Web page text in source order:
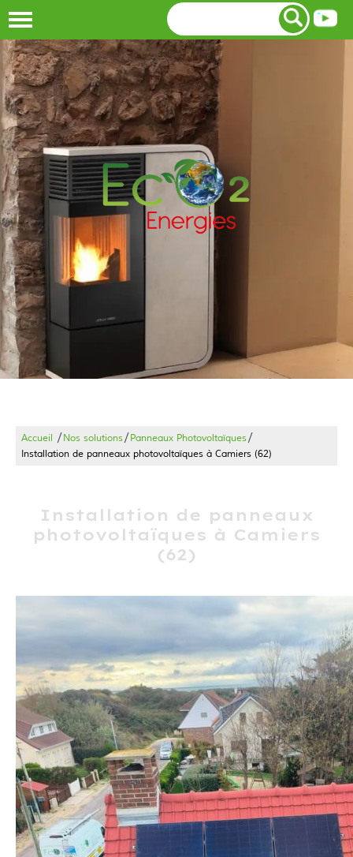
Accueil / Nos solutions/ Panneaux Photovoltaïques/
Installation de panneaux photovoltaïques à Camiers (62)
Installation de panneaux
photovoltaïques à Camiers
(62)